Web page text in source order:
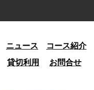
貸切利用 お問合せ
ニュース コース紹介